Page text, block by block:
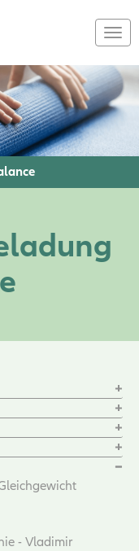
- Vladimir